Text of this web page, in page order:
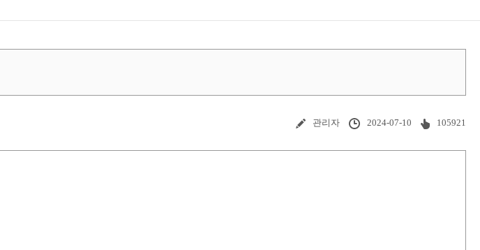
관리자 2024-07-10 105921